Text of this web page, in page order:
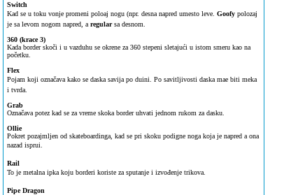
Switch
Kad se u toku vonje promeni poloaj nogu (npr. desna napred umesto leve. Goofy polozaj
je sa levom nogom napred, a regularsa desnom.
360 (krace 3)
Kada border skoči i u vazduhu se okrene za 360 stepeni sletajući u istom smeru kao na
početku.
Flex
Pojam koji označava kako se daska savija po duini. Po savitljivosti daska mae biti meka
i tvrda.
Grab
Označava potez kad se za vreme skoka border uhvati jednom rukom za dasku.
Ollie
Pokret pozajmljen od skateboardinga, kad se pri skoku podigne noga koja je napred a ona
nazad isprui.
Rail
To je metalna ipka koju borderi koriste za sputanje i izvođenje trikova.
Pipe Dragon